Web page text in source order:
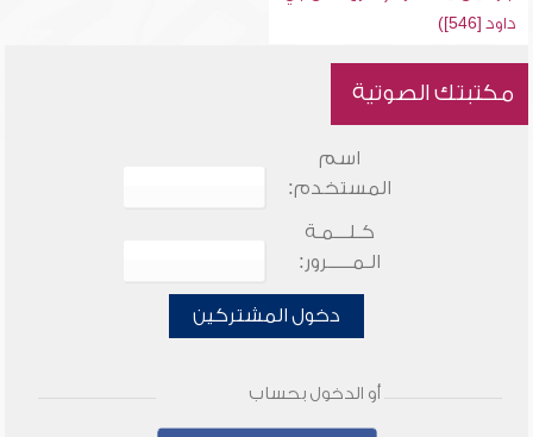
داود [546])
مكتبتك الصوتية
اسم
المستخدم:
كـلـــمـة
الـمـــــرور:
دخول المشتركين
أو الدخول بحساب